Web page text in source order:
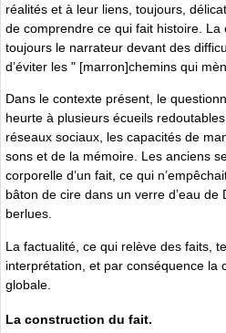
réalités et à leur liens, toujours,
de comprendre ce qui fait histoire. La
toujours le narrateur devant des
d’éviter les " [marron]chemins qui
Dans le contexte présent, le
heurte à plusieurs écueils
réseaux sociaux, les capacités de
sons et de la mémoire. Les anciens
corporelle d’un fait, ce qui
bâton de cire dans un verre d’eau
berlues.
La factualité, ce qui relève des faits,
interprétation, et par conséquence la
globale.
La construction du fait.